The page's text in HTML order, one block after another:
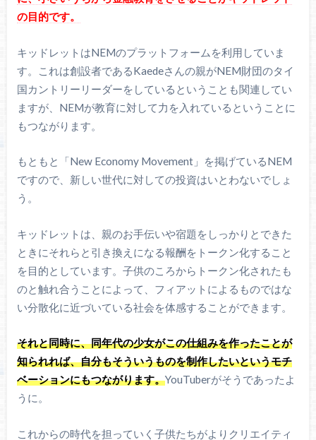
の目的です。
キッドレットはNEMのプラットフォームを利用していま
す。これは創設者であるKaedeさんの親がNEM財団のタイ
国カントリーリーダーをしているということも関連してい
ますが、NEMが教育に対して力を入れているということに
もつながります。
もともと「New Economy Movement」を掲げているNEM
ですので、新しい世代に対しての投資はいとわないでしょ
う。
キッドレットは、親のお手伝いや宿題をしっかりとできた
ときにそれらと引き換えになる報酬をトークン化すること
を目的としています。子供のころからトークン化されたも
のと触れ合うことによって、フィアットによるものではな
い分散化に近づいている社会を体感することができます。
それと同時に、同年代の少女がこの仕組みを作ったことが
知られれば、自分もそういうものを制作したいというモチ
ベーションにもつながります。YouTuberがそうであったよ
うに。
これからの時代を担っていく子供たちがよりクリエイティ